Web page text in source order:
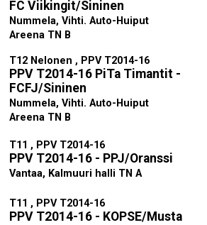
FC Viikingit/Sininen
Nummela, Vihti. Auto-Huiput
Areena TN B
T12 Nelonen , PPV T2014-16
PPV T2014-16 PiTa Timantit -
FCFJ/Sininen
Nummela, Vihti. Auto-Huiput
Areena TN B
T11 , PPV T2014-16
PPV T2014-16 - PPJ/Oranssi
Vantaa, Kalmuuri halli TN A
T11 , PPV T2014-16
PPV T2014-16 - KOPSE/Musta